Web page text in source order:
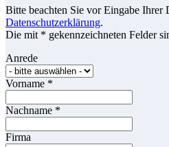
Bitte beachten Sie vor Eingabe Ihrer
Datenschutzerklärung.
Die mit * gekennzeichneten Felder
Anrede
Vorname *
Nachname *
Firma